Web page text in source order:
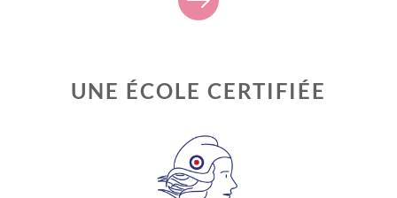
UNE ÉCOLE CERTIFIÉE